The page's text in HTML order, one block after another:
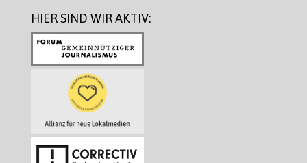
HIER SIND WIR AKTIV: